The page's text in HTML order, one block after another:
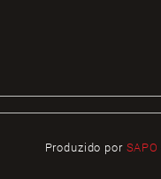
Produzido por SAPO